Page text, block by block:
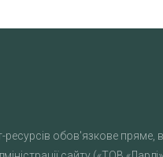
обов'язкове пряме,